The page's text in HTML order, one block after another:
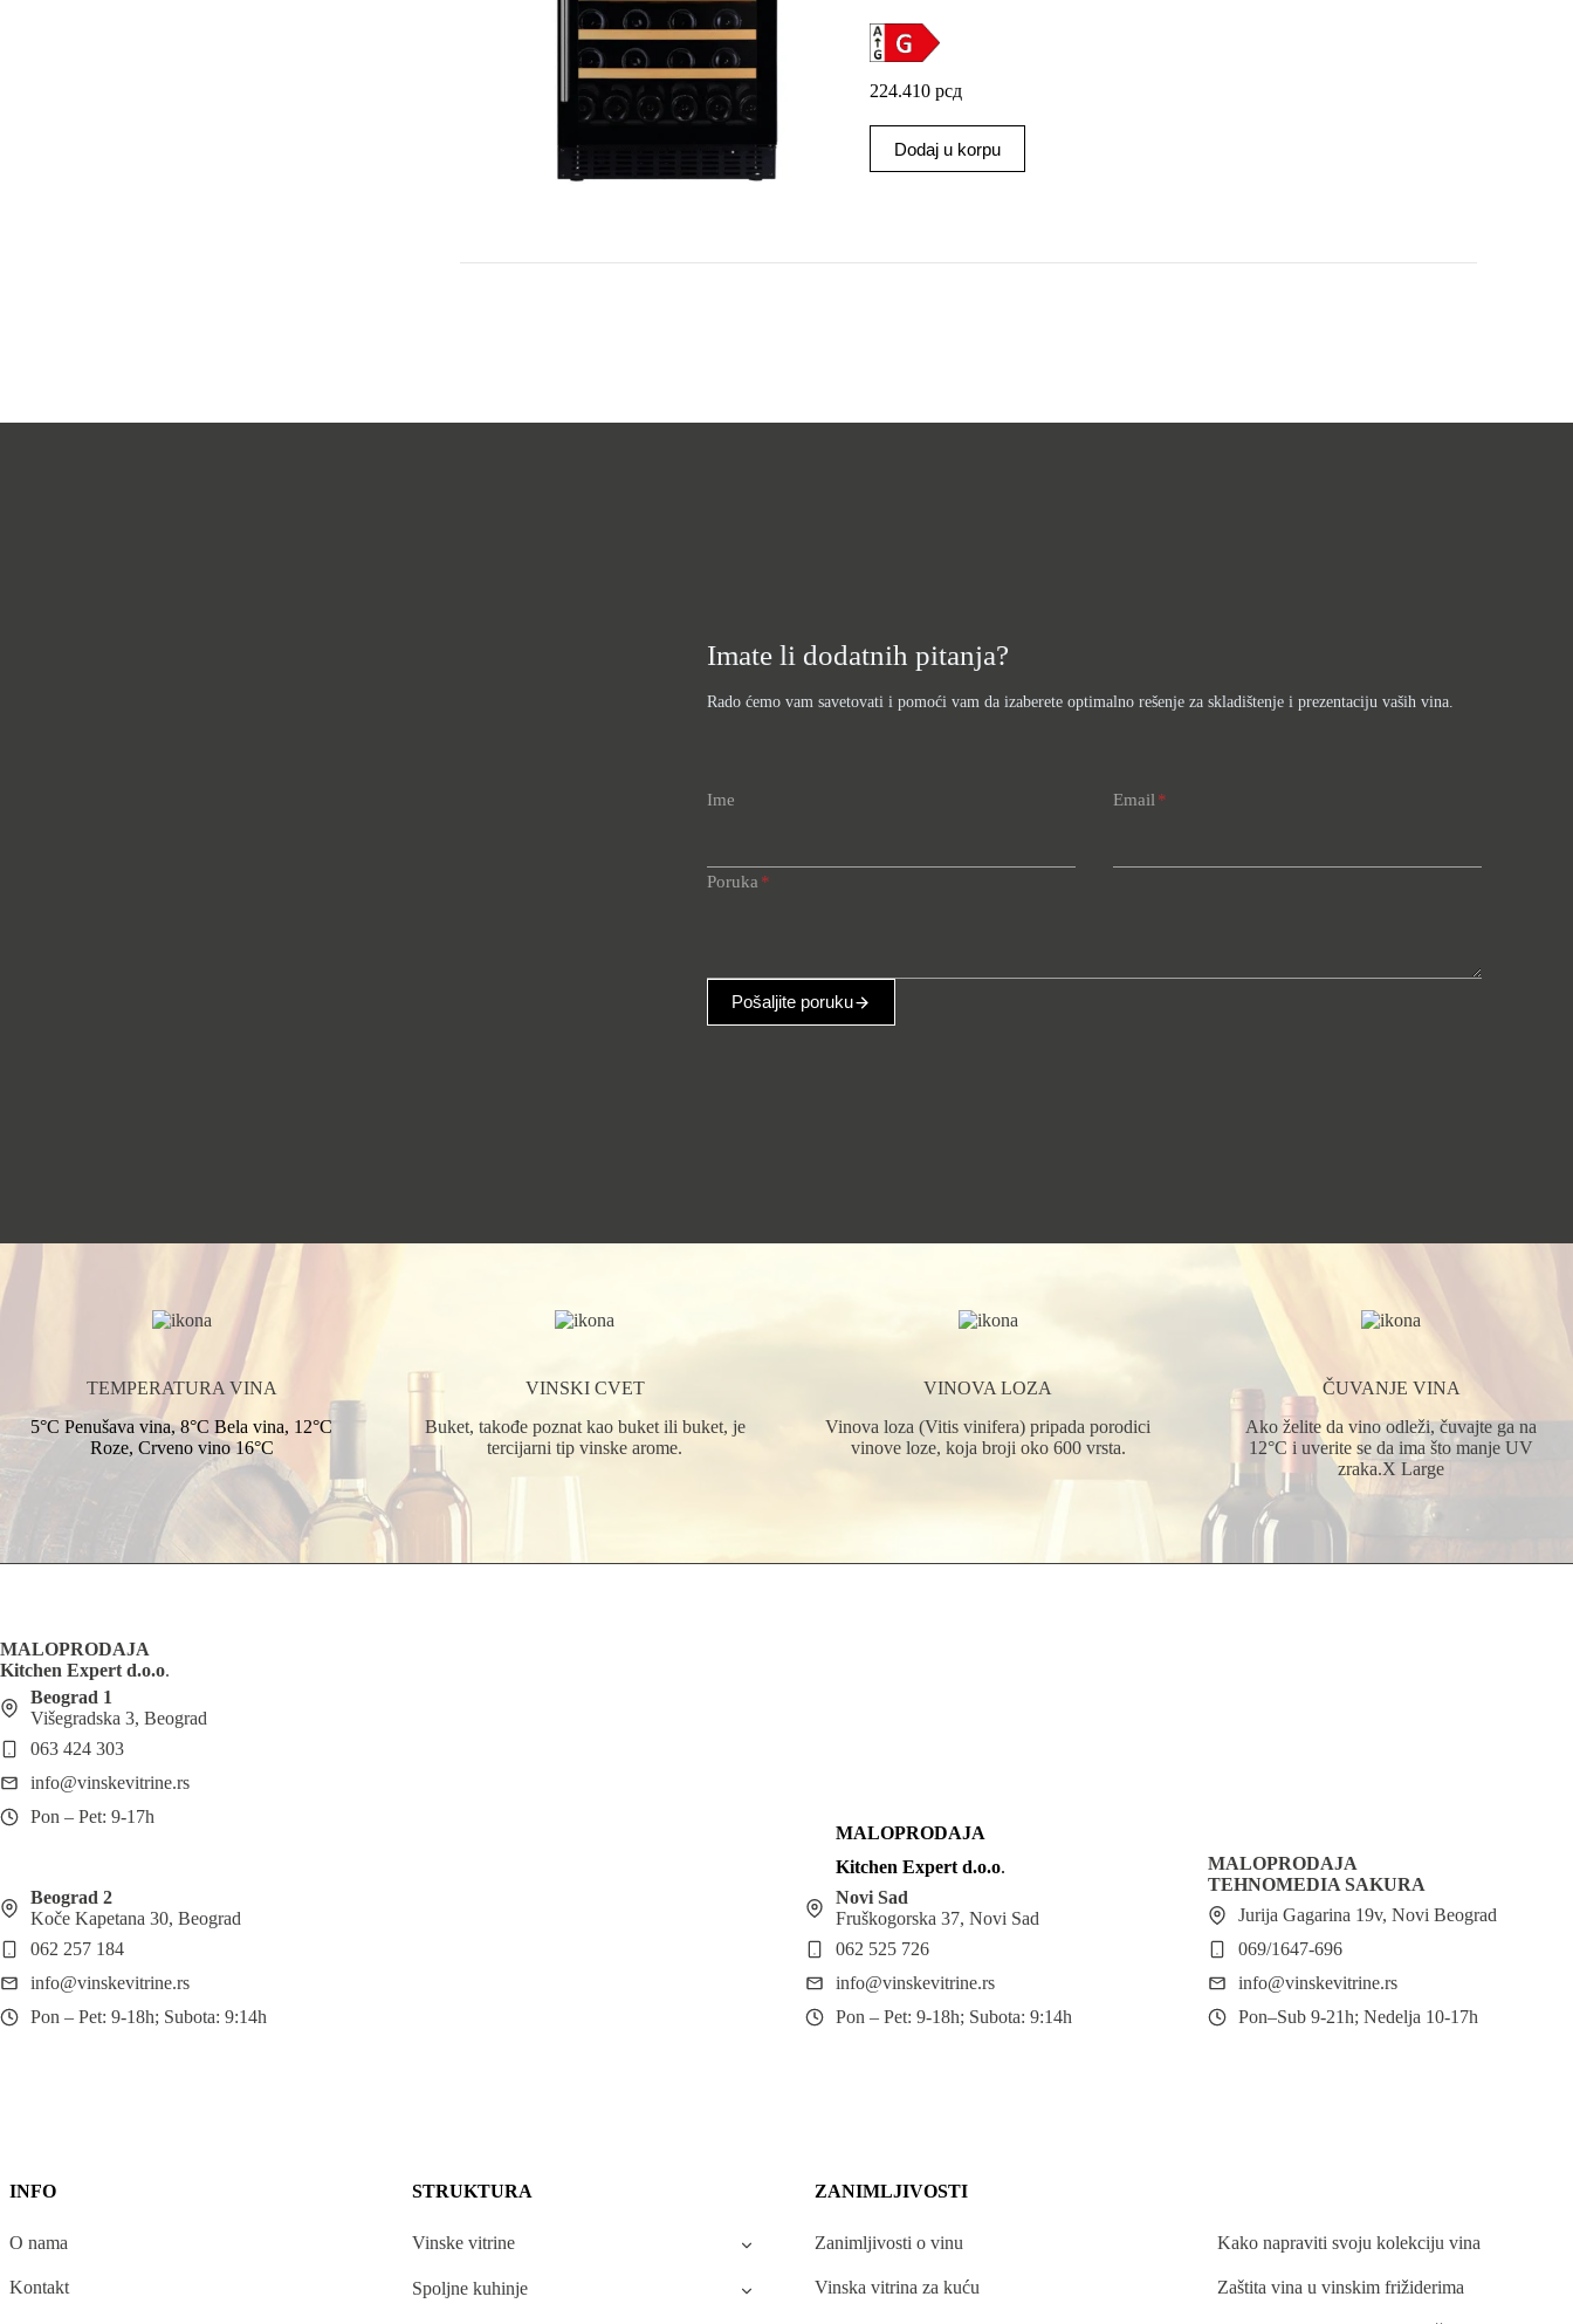
224.410рсд
Dodaj u korpu
Imate li dodatnih pitanja?
Rado ćemo vam savetovati i pomoći vam da izaberete optimalno rešenje za skladištenje i prezentaciju vaših vina.
Ime Email *
Poruka *
Pošaljite poruku
TEMPERATURA VINA
5°C Penušava vina, 8°C Bela vina, 12°C
Roze, Crveno vino 16°C
VINSKI CVET
Buket, takođe poznat kao buket ili buket, je
tercijarni tip vinske arome.
VINOVA LOZA
Vinova loza (Vitis vinifera) pripada porodici
vinove loze, koja broji oko 600 vrsta.
ČUVANJE VINA
Ako želite da vino odleži, čuvajte ga na
12°C i uverite se da ima što manje UV
zraka.X Large
MALOPRODAJA
Kitchen Expert d.o.o.
Beograd 1
Višegradska 3, Beograd
063 424 303
info@vinskevitrine.rs
Pon – Pet: 9-17h
Beograd 2
Koče Kapetana 30, Beograd
062 257 184
info@vinskevitrine.rs
Pon – Pet: 9-18h; Subota: 9:14h
MALOPRODAJA
Kitchen Expert d.o.o.
Novi Sad
Fruškogorska 37, Novi Sad
062 525 726
info@vinskevitrine.rs
Pon – Pet: 9-18h; Subota: 9:14h
MALOPRODAJA
TEHNOMEDIA SAKURA
Jurija Gagarina 19v, Novi Beograd
069/1647-696
info@vinskevitrine.rs
Pon–Sub 9-21h; Nedelja 10-17h
INFO
O nama
Kontakt
STRUKTURA
Vinske vitrine
Spoljne kuhinje
ZANIMLJIVOSTI
Zanimljivosti o vinu
Vinska vitrina za kuću
Kako napraviti svoju kolekciju vina
Zaštita vina u vinskim frižiderima